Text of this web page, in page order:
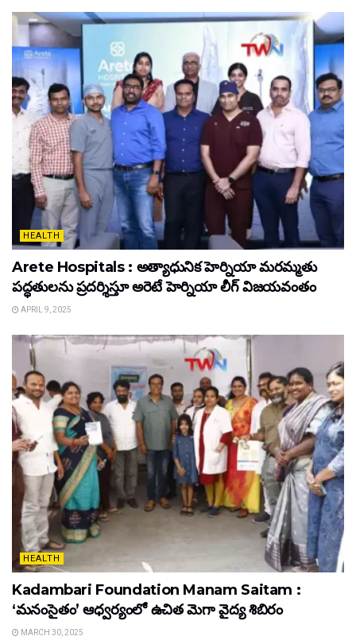
HEALTH
Arete Hospitals : అత్యాధునిక హెర్నియా మరమ్మతు
పద్ధతులను ప్రదర్శిస్తూ అరెటే హెర్నియా లీగ్ విజయవంతం
APRIL 9, 2025
HEALTH
Kadambari Foundation Manam Saitam :
‘మనంసైతం’ ఆధ్వర్యంలో ఉచిత మెగా వైద్య శిబిరం
MARCH 30, 2025